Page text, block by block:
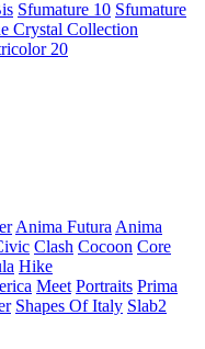
Sfumature 10 Sfumature
Crystal Collection
20
Anima Futura Anima
Clash Cocoon Core
Hike
Meet Portraits Prima
Shapes Of Italy Slab2